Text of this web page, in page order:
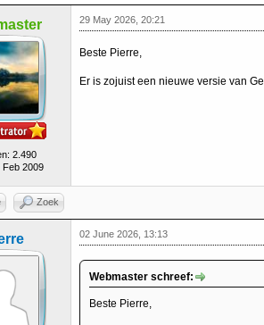
2.490
Feb 2009
29 May 2026, 20:21
Beste Pierre,
Er is zojuist een nieuwe versie van
Zoek
02 June 2026, 13:13
Webmaster schreef:
Beste Pierre,